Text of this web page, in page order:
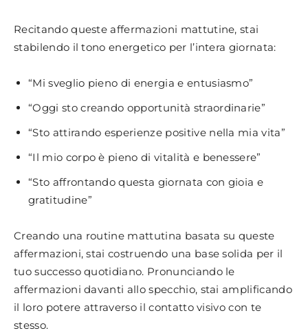
Recitando queste affermazioni mattutine, stai
stabilendo il tono energetico per l’intera giornata:
“Mi sveglio pieno di energia e entusiasmo”
“Oggi sto creando opportunità straordinarie”
“Sto attirando esperienze positive nella mia vita”
“Il mio corpo è pieno di vitalità e benessere”
“Sto affrontando questa giornata con gioia e
gratitudine”
Creando una routine mattutina basata su queste
affermazioni, stai costruendo una base solida per il
tuo successo quotidiano. Pronunciando le
affermazioni davanti allo specchio, stai amplificando
il loro potere attraverso il contatto visivo con te
stesso.